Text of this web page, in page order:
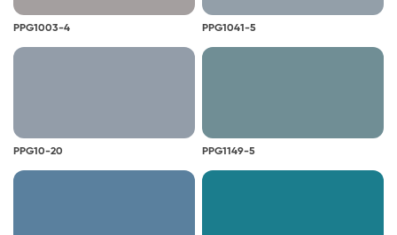
PPG1003-4 PPG1041-5
PPG10-20 PPG1149-5